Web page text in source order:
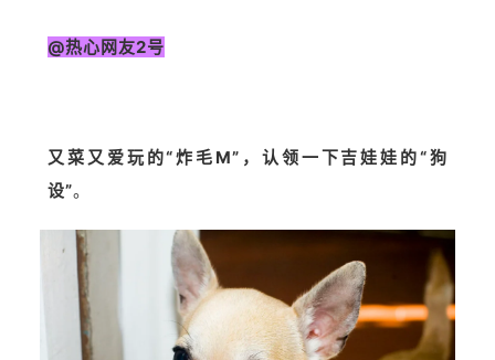
@热心网友2号
又菜又爱玩的“炸毛M”，认领一下吉娃娃的“狗
设”。